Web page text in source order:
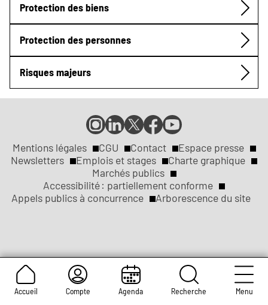
Accueil Compte Agenda Recherche Menu
Protection des biens
Protection des personnes
Risques majeurs
Réseaux
sociaux
Compte
Instagram
de
la
ville
de
Rouen
Compte
LinkedIn
de
la
ville
de
Rouen
Compte
X
de
la
ville
de
Rouen
Page
Facebook
de
la
ville
de
Rouen
Page
YouTube
de
la
ville
de
Rouen
Liens
légaux
Mentions légales CGU Contact
Espace presse
Newsletters
Emplois et stages
Charte graphique
Marchés publics
Accessibilité : partiellement conforme
Appels publics à concurrence
Arborescence du site